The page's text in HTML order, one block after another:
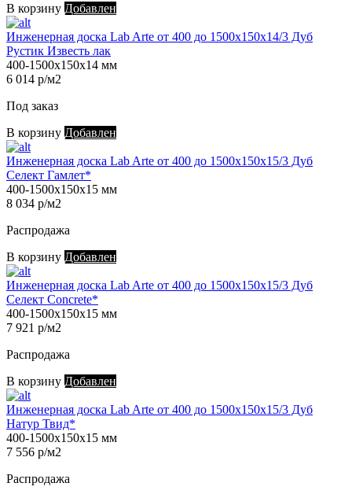
В корзину Добавлен
Инженерная доска Lab Arte от 400 до 1500х150х14/3 Дуб
Рустик Известь лак
400-1500х150х14 мм
6 014 р/м2
Под заказ
В корзину Добавлен
Инженерная доска Lab Arte от 400 до 1500х150х15/3 Дуб
Селект Гамлет*
400-1500х150х15 мм
8 034 р/м2
Распродажа
В корзину Добавлен
Инженерная доска Lab Arte от 400 до 1500х150х15/3 Дуб
Селект Concrete*
400-1500х150х15 мм
7 921 р/м2
Распродажа
В корзину Добавлен
Инженерная доска Lab Arte от 400 до 1500х150х15/3 Дуб
Натур Твид*
400-1500х150х15 мм
7 556 р/м2
Распродажа